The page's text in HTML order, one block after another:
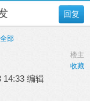
回复
部
楼主
收藏
14:33 编辑